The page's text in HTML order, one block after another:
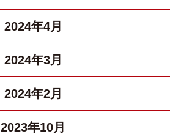
2024年4月
2024年3月
2024年2月
2023年10月